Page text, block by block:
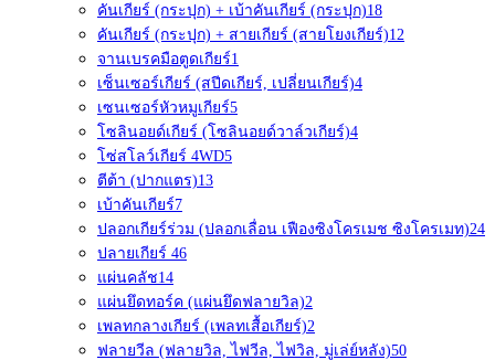
คันเกียร์ (กระปุก) + เบ้าคันเกียร์ (กระปุก)18
คันเกียร์ (กระปุก) + สายเกียร์ (สายโยงเกียร์)12
จานเบรคมือตูดเกียร์1
เซ็นเซอร์เกียร์ (สปีดเกียร์, เปลี่ยนเกียร์)4
เซนเซอร์หัวหมูเกียร์5
โซลินอยด์เกียร์ (โซลินอยด์วาล์วเกียร์)4
โซ่สโลว์เกียร์ 4WD5
ตีต้า (ปากแตร)13
เบ้าคันเกียร์7
ปลอกเกียร์ร่วม (ปลอกเลื่อน เฟืองซิงโครเมช ซิงโครเมท)24
ปลายเกียร์ 46
แผ่นคลัช14
แผ่นยึดทอร์ค (แผ่นยึดฟลายวิล)2
เพลทกลางเกียร์ (เพลทเสื้อเกียร์)2
ฟลายวีล (ฟลายวิล, ไฟวีล, ไฟวิล, มู่เล่ย์หลัง)50